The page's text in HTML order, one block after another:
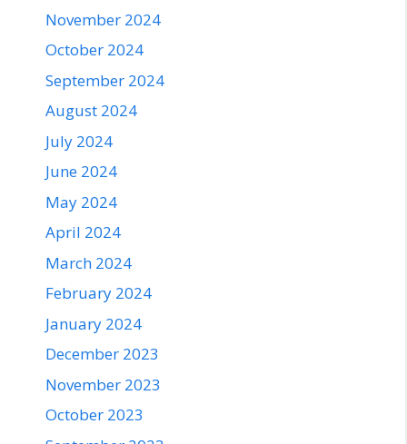
November 2024
October 2024
September 2024
August 2024
July 2024
June 2024
May 2024
April 2024
March 2024
February 2024
January 2024
December 2023
November 2023
October 2023